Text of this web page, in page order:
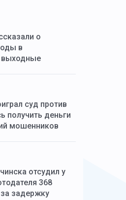
о
в
выходные
суд против
получить деньги
мошенников
отсудил у
368
задержку